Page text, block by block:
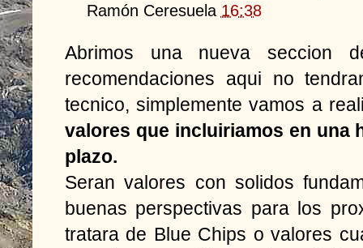
Ramón Ceresuela 16:38
Abrimos una nueva seccion
recomendaciones aqui no
tecnico, simplemente vamos a
valores que incluiriamos en una
plazo.
Seran valores con solidos
buenas perspectivas para los
tratara de Blue Chips o valores